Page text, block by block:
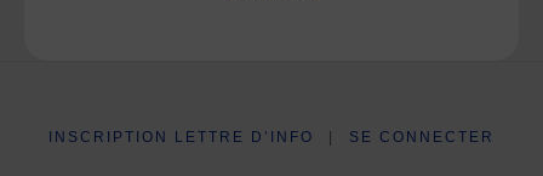
INSCRIPTION LETTRE D’INFO SE CONNECTER